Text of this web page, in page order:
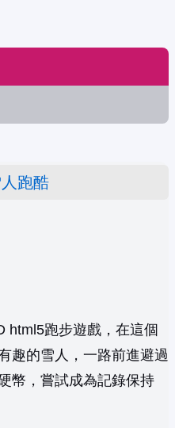
跑酷
html5跑步遊戲，在這個
趣的雪人，一路前進避過
幣，嘗試成為記錄保持